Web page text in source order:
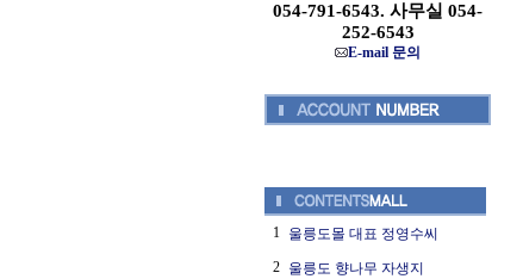
054-791-6543. 사무실 054-
252-6543
E-mail 문의
1 울릉도몰 대표 정영수씨
2 울릉도 향나무 자생지